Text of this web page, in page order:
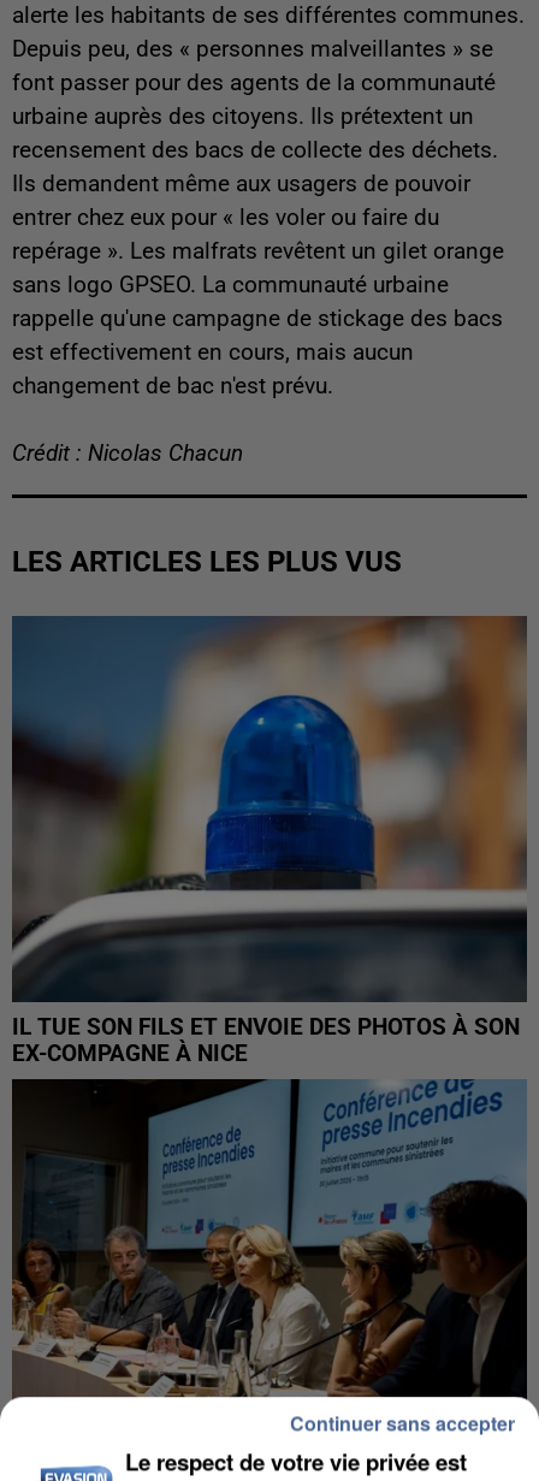
alerte les habitants de ses différentes communes.
Depuis peu, des « personnes malveillantes » se
font passer pour des agents de la communauté
urbaine auprès des citoyens. Ils prétextent un
recensement des bacs de collecte des déchets.
Ils demandent même aux usagers de pouvoir
entrer chez eux pour « les voler ou faire du
repérage ». Les malfrats revêtent un gilet orange
sans logo GPSEO. La communauté urbaine
rappelle qu'une campagne de stickage des bacs
est effectivement en cours, mais aucun
changement de bac n'est prévu.
Crédit : Nicolas Chacun
LES ARTICLES LES PLUS VUS
IL TUE SON FILS ET ENVOIE DES PHOTOS À SON
EX-COMPAGNE À NICE
Le respect de votre vie privée est
Continuer sans accepter